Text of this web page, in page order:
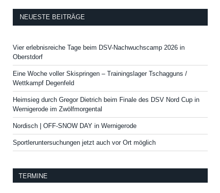
NEUESTE BEITRÄGE
Vier erlebnisreiche Tage beim DSV-Nachwuchscamp 2026 in
Oberstdorf
Eine Woche voller Skispringen – Trainingslager Tschagguns /
Wettkampf Degenfeld
Heimsieg durch Gregor Dietrich beim Finale des DSV Nord Cup in
Wernigerode im Zwölfmorgental
Nordisch | OFF-SNOW DAY in Wernigerode
Sportleruntersuchungen jetzt auch vor Ort möglich
TERMINE